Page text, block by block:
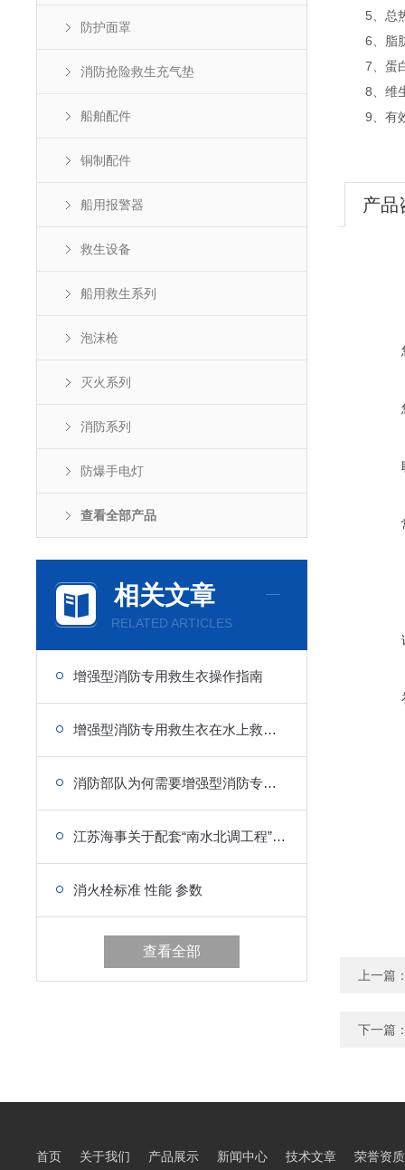
防护面罩
消防抢险救生充气垫
船舶配件
铜制配件
船用报警器
救生设备
船用救生系列
泡沫枪
灭火系列
消防系列
防爆手电灯
查看全部产品
相关文章
RELATED ARTICLES
增强型消防专用救生衣操作指南
增强型消防专用救生衣在水上救援中的重要性
消防部队为何需要增强型消防专用救生衣
江苏海事关于配套“南水北调工程”船用设备的政策
消火栓标准 性能 参数
查看全部
5、总热
6、脂肪
7、蛋白
8、维生
9、有效
产品
上一篇
下一篇
首页 关于我们 产品展示 新闻中心 技术文章 荣誉资质